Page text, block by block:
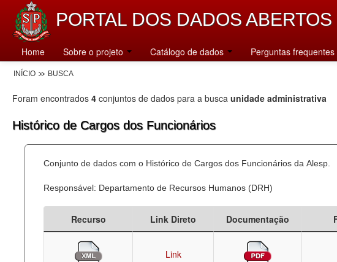
PORTAL DOS DADOS
Home Sobre o projeto Catálogo de dados Perguntas frequentes
INÍCIO BUSCA
Foram encontrados 4 conjuntos de dados para a busca unidade administrativa
Histórico de Cargos dos Funcionários
Conjunto de dados com o Histórico de Cargos dos Funcionários da Alesp.
Responsável: Departamento de Recursos Humanos (DRH)
Recurso Link Direto Documentação
Link